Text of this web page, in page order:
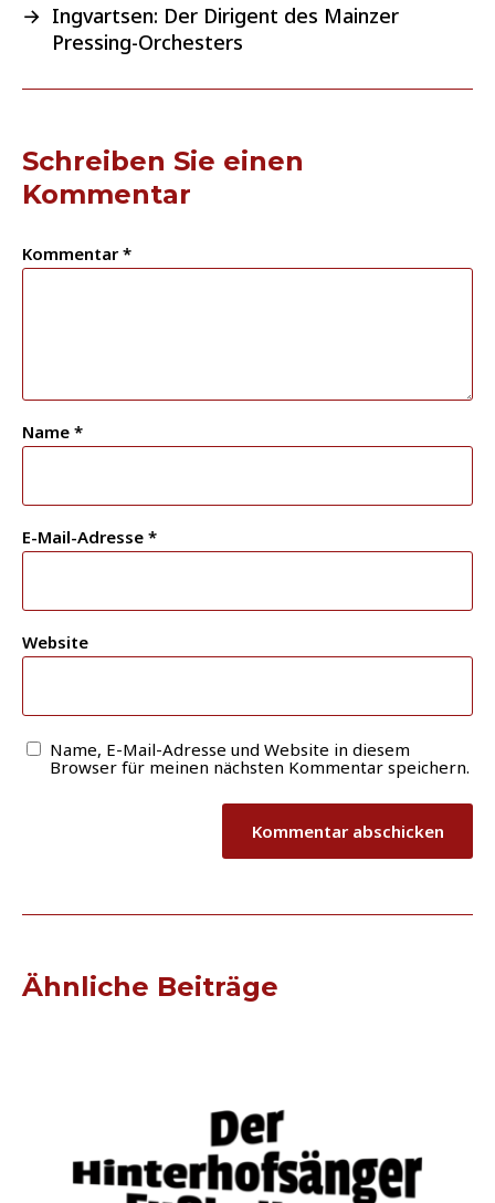
→ Ingvartsen: Der Dirigent des Mainzer
Pressing-Orchesters
Schreiben Sie einen
Kommentar
Kommentar*
Name *
E-Mail-Adresse *
Website
Name, E-Mail-Adresse und Website in diesem
Browser für meinen nächsten Kommentar speichern.
Ähnliche Beiträge